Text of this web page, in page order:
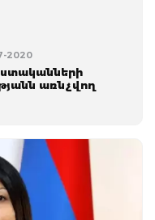
2020
առնչվող